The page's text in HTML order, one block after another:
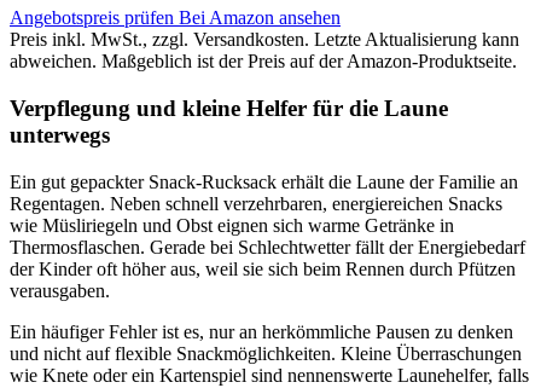
Angebotspreis prüfen Bei Amazon ansehen
Preis inkl. MwSt., zzgl. Versandkosten. Letzte Aktualisierung kann
abweichen. Maßgeblich ist der Preis auf der Amazon-Produktseite.
Verpflegung und kleine Helfer für die Laune
unterwegs
Ein gut gepackter Snack-Rucksack erhält die Laune der Familie an
Regentagen. Neben schnell verzehrbaren, energiereichen Snacks
wie Müsliriegeln und Obst eignen sich warme Getränke in
Thermosflaschen. Gerade bei Schlechtwetter fällt der Energiebedarf
der Kinder oft höher aus, weil sie sich beim Rennen durch Pfützen
verausgaben.
Ein häufiger Fehler ist es, nur an herkömmliche Pausen zu denken
und nicht auf flexible Snackmöglichkeiten. Kleine Überraschungen
wie Knete oder ein Kartenspiel sind nennenswerte Launehelfer, falls